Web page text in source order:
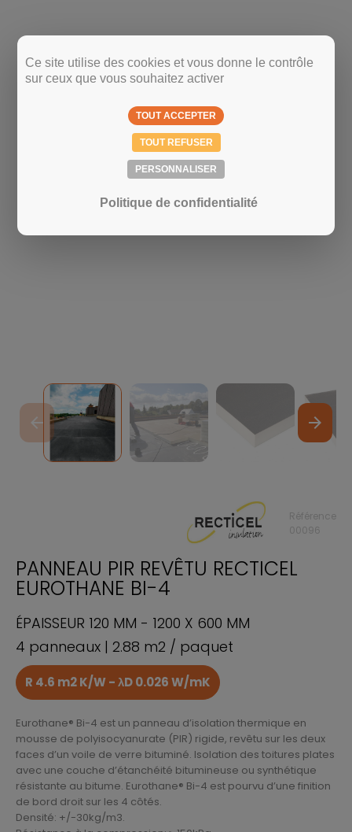
arrow_forward
arrow_back
Référence
00096
PANNEAU PIR REVÊTU RECTICEL
EUROTHANE BI-4
ÉPAISSEUR 120 MM - 1200 X 600 MM
4 panneaux | 2.88 m2 / paquet
R 4.6 m2 K/W - λD 0.026 W/mK
Eurothane® Bi-4 est un panneau d’isolation thermique en
mousse de polyisocyanurate (PIR) rigide, revêtu sur les deux
faces d’un voile de verre bituminé. Isolation des toitures plates
avec une couche d’étanchéité bitumineuse ou synthétique
résistante au bitume. Eurothane® Bi-4 est pourvu d’une finition
de bord droit sur les 4 côtés.
Densité: +/-30kg/m3.
Ce site utilise des cookies et vous donne le contrôle
sur ceux que vous souhaitez activer
TOUT ACCEPTER
TOUT REFUSER
PERSONNALISER
Politique de confidentialité